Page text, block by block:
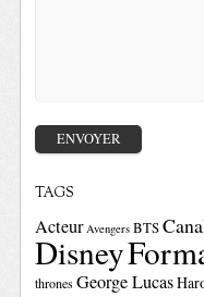
TAGS
Acteur Avengers BTS
Disney
thrones George Lucas